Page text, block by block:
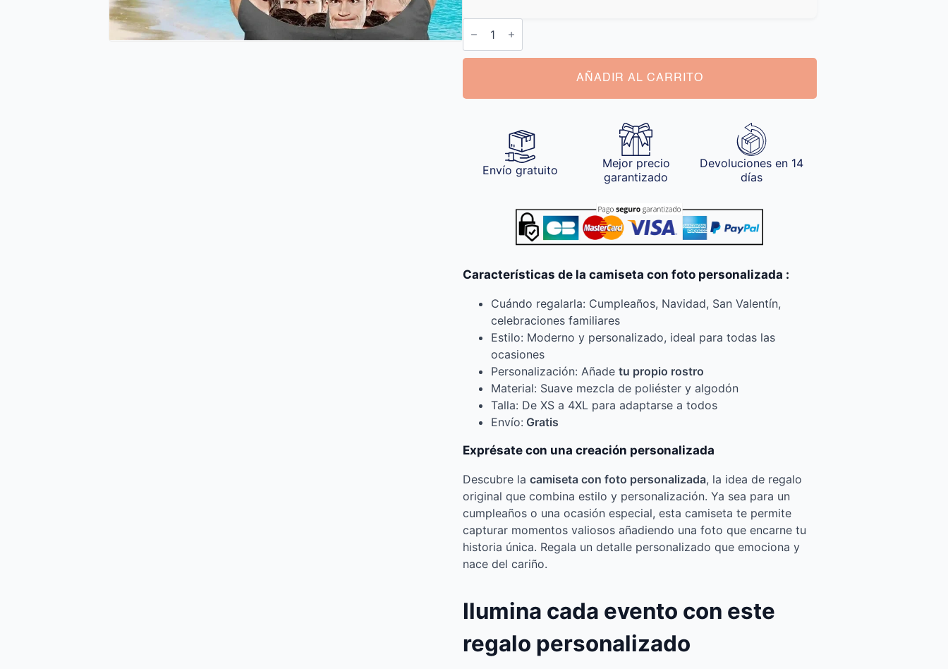
Camiseta
con
Personalizada
AÑADIR AL CARRITO
Envío gratuito
Mejor precio
garantizado
Devoluciones en 14
días
Características de la camiseta con foto personalizada :
Cuándo regalarla: Cumpleaños, Navidad, San Valentín,
celebraciones familiares
Estilo: Moderno y personalizado, ideal para todas las
ocasiones
Personalización: Añade tu propio rostro
Material: Suave mezcla de poliéster y algodón
Talla: De XS a 4XL para adaptarse a todos
Envío: Gratis
Exprésate con una creación personalizada
Descubre la camiseta con foto personalizada, la idea de regalo
original que combina estilo y personalización. Ya sea para un
cumpleaños o una ocasión especial, esta camiseta te permite
capturar momentos valiosos añadiendo una foto que encarne tu
historia única. Regala un detalle personalizado que emociona y
nace del cariño.
Ilumina cada evento con este
regalo personalizado